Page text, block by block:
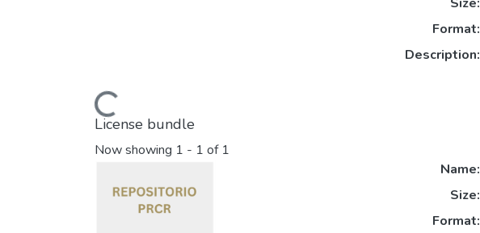
Loading...
Format:
Description:
License bundle
Now showing 1 - 1 of 1
Name:
Size:
Format: